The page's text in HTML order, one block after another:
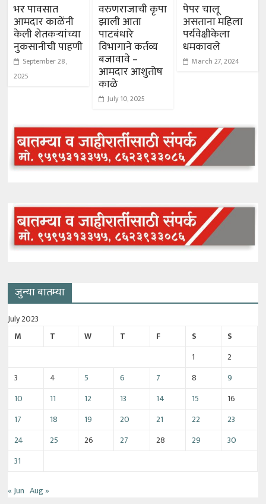
भर पावसात
आमदार काळेंनी
केली शेतकऱ्यांच्या
नुकसानीची पाहणी
September 28,
2025
वरुणराजाची कृपा
झाली आता
पाटबंधारे
विभागाने कर्तव्य
बजावावे –
आमदार आशुतोष
काळे
July 10, 2025
पेपर चालू
असताना महिला
पर्यवेक्षीकेला
धमकावले
March 27, 2024
जुन्या बातम्या
July 2023
M
T W T F S
S
1
2
3
4 5 6 7 8
9
10
11 12 13 14 15
16
17
18 19 20 21 22
23
24
25 26 27 28 29
30
31
« Jun Aug »